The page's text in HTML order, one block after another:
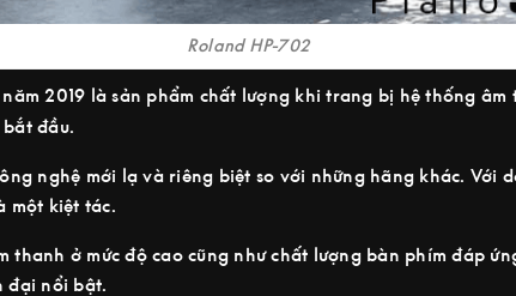
Roland HP-702
2019 là sản phẩm chất lượng khi trang bị hệ thống
đầu.
nghệ mới lạ và riêng biệt so với những hãng khác. Với
một kiệt tác.
thanh ở mức độ cao cũng như chất lượng bàn phím đáp
đại nổi bật.